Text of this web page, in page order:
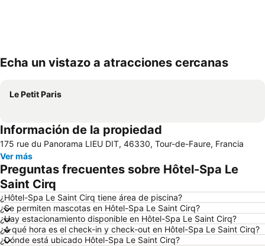
Echa un vistazo a atracciones cercanas
Le Petit Paris
Información de la propiedad
175 rue du Panorama LIEU DIT, 46330, Tour-de-Faure, Francia
Ver más
Preguntas frecuentes sobre Hôtel-Spa Le
Saint Cirq
¿Hôtel-Spa Le Saint Cirq tiene área de piscina?
¿Se permiten mascotas en Hôtel-Spa Le Saint Cirq?
¿Hay estacionamiento disponible en Hôtel-Spa Le Saint Cirq?
¿A qué hora es el check-in y check-out en Hôtel-Spa Le Saint Cirq?
¿Dónde está ubicado Hôtel-Spa Le Saint Cirq?